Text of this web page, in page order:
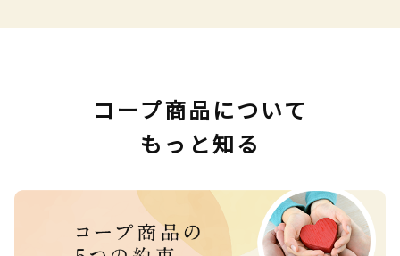
コープ商品について
もっと知る